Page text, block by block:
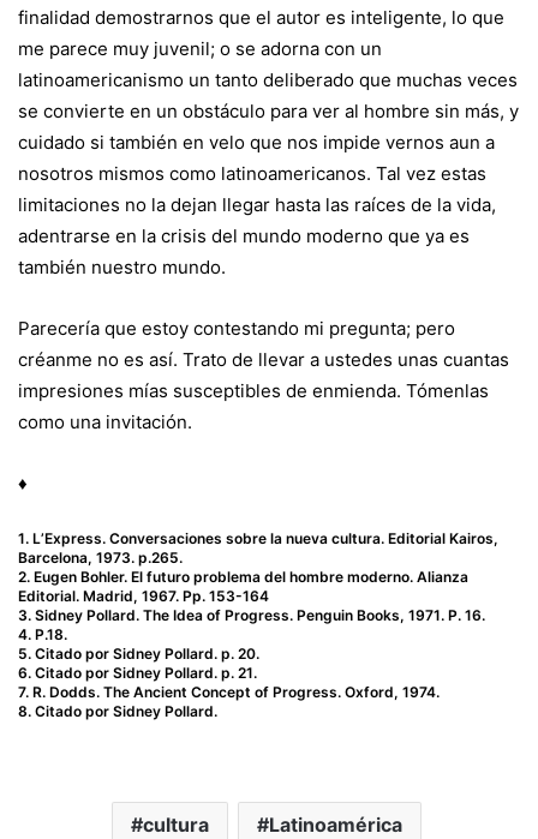
finalidad demostrarnos que el autor es inteligente, lo que
me parece muy juvenil; o se adorna con un
latinoamericanismo un tanto deliberado que muchas veces
se convierte en un obstáculo para ver al hombre sin más, y
cuidado si también en velo que nos impide vernos aun a
nosotros mismos como latinoamericanos. Tal vez estas
limitaciones no la dejan llegar hasta las raíces de la vida,
adentrarse en la crisis del mundo moderno que ya es
también nuestro mundo.
Parecería que estoy contestando mi pregunta; pero
créanme no es así. Trato de llevar a ustedes unas cuantas
impresiones mías susceptibles de enmienda. Tómenlas
como una invitación.
♦
1. L’Express. Conversaciones sobre la nueva cultura. Editorial Kairos,
Barcelona, 1973. p.265.
2. Eugen Bohler. El futuro problema del hombre moderno. Alianza
Editorial. Madrid, 1967. Pp. 153-164
3. Sidney Pollard. The Idea of Progress. Penguin Books, 1971. P. 16.
4. P.18.
5. Citado por Sidney Pollard. p. 20.
6. Citado por Sidney Pollard. p. 21.
7. R. Dodds. The Ancient Concept of Progress. Oxford, 1974.
8. Citado por Sidney Pollard.
cultura Latinoamérica